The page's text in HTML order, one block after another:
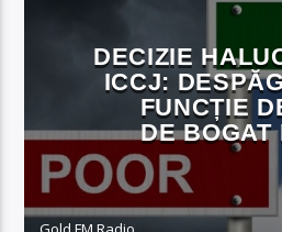
DECIZIE
ICCJ:
FUNCȚIE
DE BOGAT